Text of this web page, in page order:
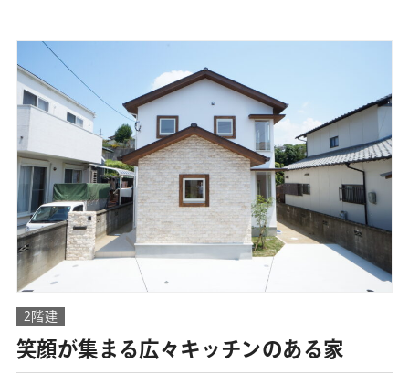
2階建
笑顔が集まる広々キッチンのある家